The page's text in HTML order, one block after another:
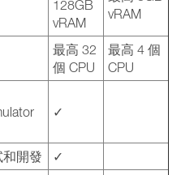
128GB
vRAM
vRAM
最高 32
個 CPU
最高 4 個
CPU
✓
開發
✓